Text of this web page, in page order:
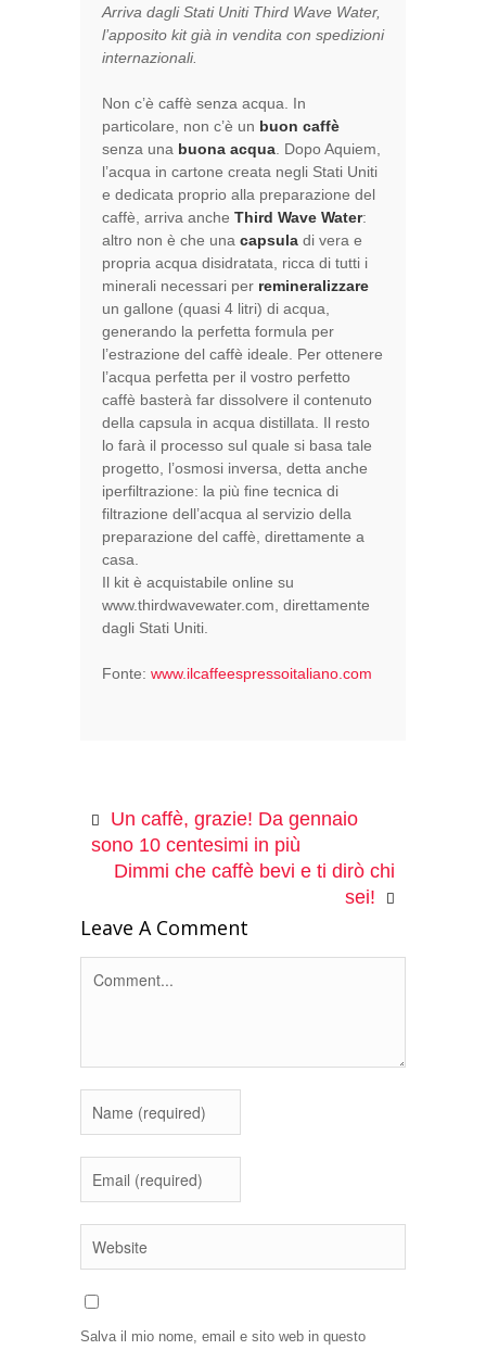
Arriva dagli Stati Uniti Third Wave Water,
l’apposito kit già in vendita con spedizioni
internazionali.
Non c’è caffè senza acqua. In
particolare, non c’è un buon caffè
senza una buona acqua . Dopo Aquiem,
l’acqua in cartone creata negli Stati Uniti
e dedicata proprio alla preparazione del
caffè, arriva anche Third Wave Water:
altro non è che una capsula di vera e
propria acqua disidratata, ricca di tutti i
minerali necessari per remineralizzare
un gallone (quasi 4 litri) di acqua,
generando la perfetta formula per
l’estrazione del caffè ideale. Per ottenere
l’acqua perfetta per il vostro perfetto
caffè basterà far dissolvere il contenuto
della capsula in acqua distillata. Il resto
lo farà il processo sul quale si basa tale
progetto, l’osmosi inversa, detta anche
iperfiltrazione: la più fine tecnica di
filtrazione dell’acqua al servizio della
preparazione del caffè, direttamente a
casa.
Il kit è acquistabile online su
www.thirdwavewater.com, direttamente
dagli Stati Uniti.
Fonte: www.ilcaffeespressoitaliano.com
Un caffè, grazie! Da gennaio
sono 10 centesimi in più
Dimmi che caffè bevi e ti dirò chi
sei!
Leave A Comment
Salva il mio nome, email e sito web in questo